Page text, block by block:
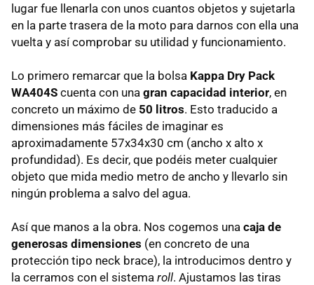
lugar fue llenarla con unos cuantos objetos y sujetarla
en la parte trasera de la moto para darnos con ella una
vuelta y así comprobar su utilidad y funcionamiento.
Lo primero remarcar que la bolsa Kappa Dry Pack
WA404S cuenta con una gran capacidad interior, en
concreto un máximo de 50 litros. Esto traducido a
dimensiones más fáciles de imaginar es
aproximadamente 57x34x30 cm (ancho x alto x
profundidad). Es decir, que podéis meter cualquier
objeto que mida medio metro de ancho y llevarlo sin
ningún problema a salvo del agua.
Así que manos a la obra. Nos cogemos una caja de
generosas dimensiones (en concreto de una
protección tipo neck brace), la introducimos dentro y
la cerramos con el sistema roll. Ajustamos las tiras